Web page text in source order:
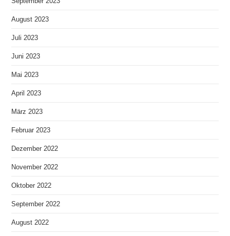
August 2023
Juli 2023
Juni 2023
Mai 2023
April 2023
März 2023
Februar 2023
Dezember 2022
November 2022
Oktober 2022
September 2022
August 2022